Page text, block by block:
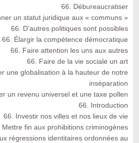
66. Débureaucratiser
un statut juridique aux « communs »
66. D’autres politiques sont possibles
66. Élargir la compétence démocratique
66. Faire attention les uns aux autres
66. Faire de la vie sociale un art
une globalisation à la hauteur de notre
inséparation
un revenu universel et une taxe pollen
66. Introduction
66. Investir nos villes et nos lieux de vie
Mettre fin aux prohibitions criminogènes
régressions identitaires ordonnées au